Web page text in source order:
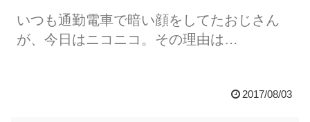
いつも通勤電車で暗い顔をしてたおじさん
が、今日はニコニコ。その理由は…
2017/08/03